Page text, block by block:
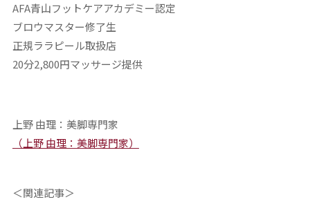
AFA青山フットケアアカデミー認定
ブロウマスター修了生
正規ララピール取扱店
20分2,800円マッサージ提供
上野 由理：美脚専門家
（上野 由理：美脚専門家）
＜関連記事＞